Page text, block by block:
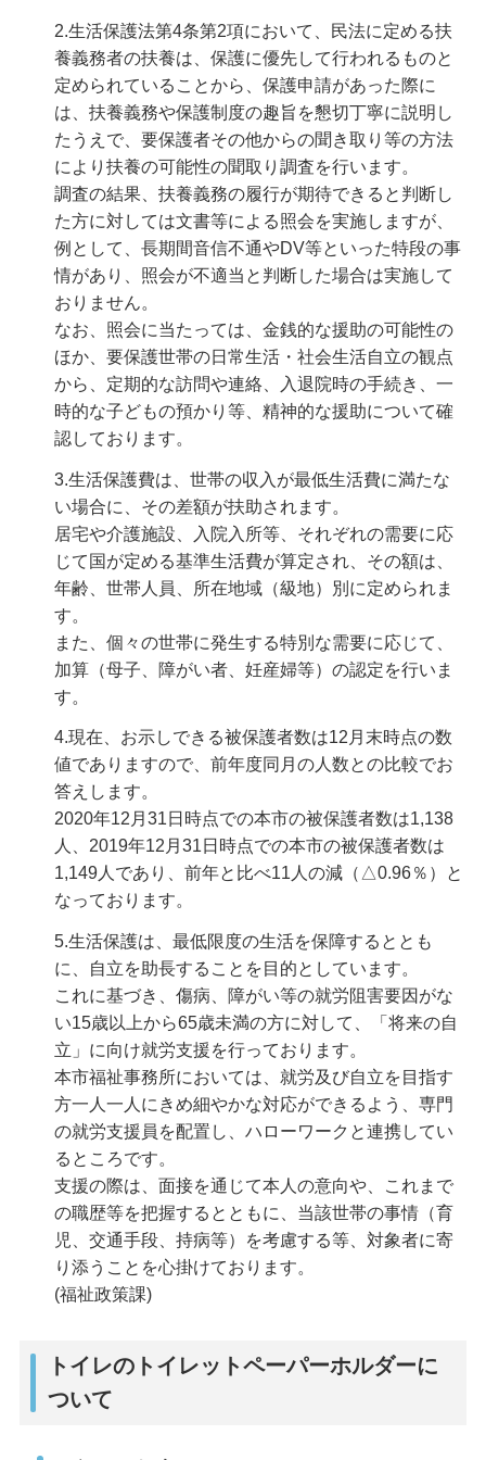
2.生活保護法第4条第2項において、民法に定める扶
養義務者の扶養は、保護に優先して行われるものと
定められていることから、保護申請があった際に
は、扶養義務や保護制度の趣旨を懇切丁寧に説明し
たうえで、要保護者その他からの聞き取り等の方法
により扶養の可能性の聞取り調査を行います。
調査の結果、扶養義務の履行が期待できると判断し
た方に対しては文書等による照会を実施しますが、
例として、長期間音信不通やDV等といった特段の事
情があり、照会が不適当と判断した場合は実施して
おりません。
なお、照会に当たっては、金銭的な援助の可能性の
ほか、要保護世帯の日常生活・社会生活自立の観点
から、定期的な訪問や連絡、入退院時の手続き、一
時的な子どもの預かり等、精神的な援助について確
認しております。
3.生活保護費は、世帯の収入が最低生活費に満たな
い場合に、その差額が扶助されます。
居宅や介護施設、入院入所等、それぞれの需要に応
じて国が定める基準生活費が算定され、その額は、
年齢、世帯人員、所在地域（級地）別に定められま
す。
また、個々の世帯に発生する特別な需要に応じて、
加算（母子、障がい者、妊産婦等）の認定を行いま
す。
4.現在、お示しできる被保護者数は12月末時点の数
値でありますので、前年度同月の人数との比較でお
答えします。
2020年12月31日時点での本市の被保護者数は1,138
人、2019年12月31日時点での本市の被保護者数は
1,149人であり、前年と比べ11人の減（△0.96％）と
なっております。
5.生活保護は、最低限度の生活を保障するととも
に、自立を助長することを目的としています。
これに基づき、傷病、障がい等の就労阻害要因がな
い15歳以上から65歳未満の方に対して、「将来の自
立」に向け就労支援を行っております。
本市福祉事務所においては、就労及び自立を目指す
方一人一人にきめ細やかな対応ができるよう、専門
の就労支援員を配置し、ハローワークと連携してい
るところです。
支援の際は、面接を通じて本人の意向や、これまで
の職歴等を把握するとともに、当該世帯の事情（育
児、交通手段、持病等）を考慮する等、対象者に寄
り添うことを心掛けております。
(福祉政策課)
トイレのトイレットペーパーホルダーに
ついて